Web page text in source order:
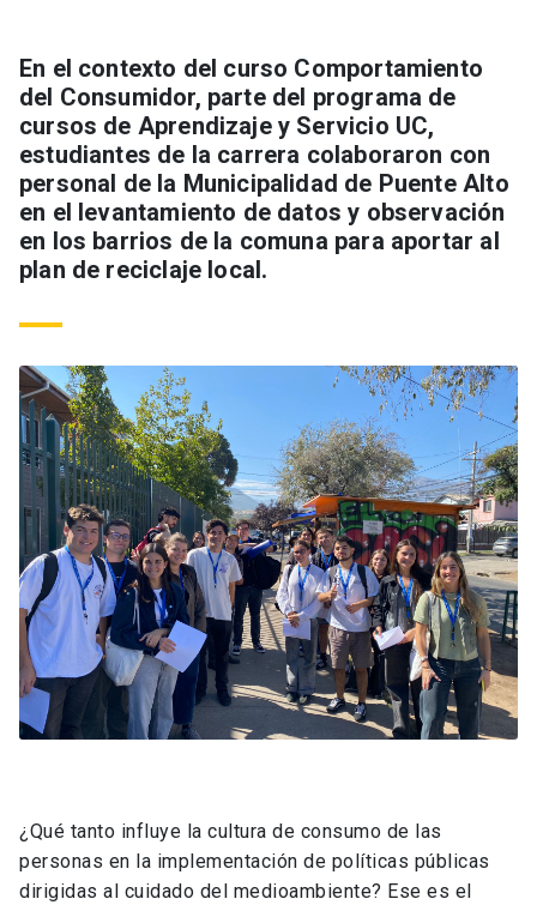
En el contexto del curso Comportamiento
del Consumidor, parte del programa de
cursos de Aprendizaje y Servicio UC,
estudiantes de la carrera colaboraron con
personal de la Municipalidad de Puente Alto
en el levantamiento de datos y observación
en los barrios de la comuna para aportar al
plan de reciclaje local.
¿Qué tanto influye la cultura de consumo de las
personas en la implementación de políticas públicas
dirigidas al cuidado del medioambiente? Ese es el